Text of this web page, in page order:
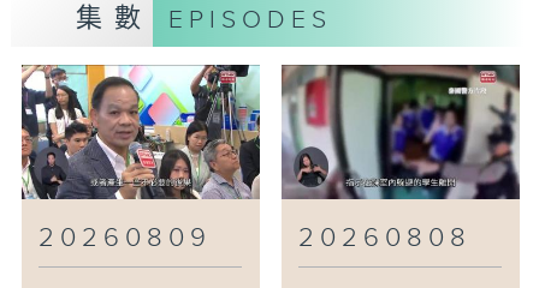
集數 EPISODES
20260809 20260808